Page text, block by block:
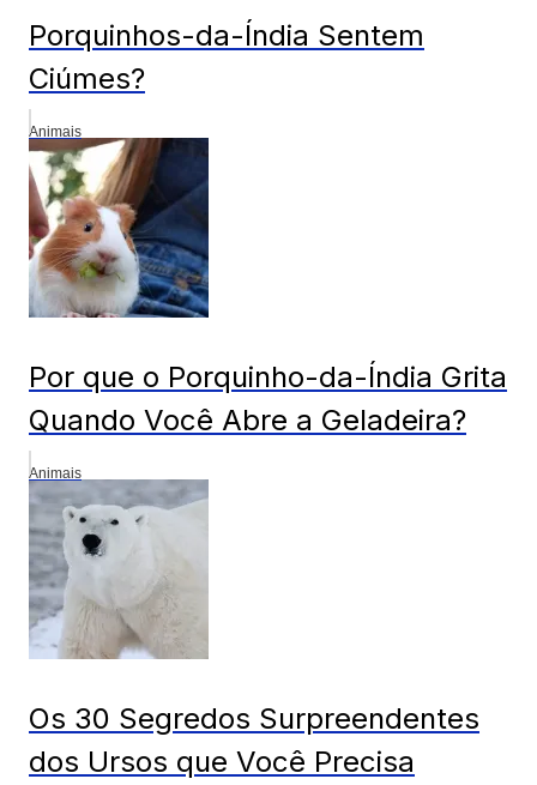
Porquinhos-da-Índia Sentem
Ciúmes?
Animais
Por que o Porquinho-da-Índia Grita
Quando Você Abre a Geladeira?
Animais
Os 30 Segredos Surpreendentes
dos Ursos que Você Precisa